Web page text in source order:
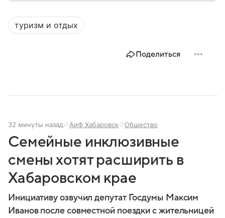
доходами и международной дипломатией. В
материале — самое важное по теме.
туризм и отдых
Поделиться
32 минуты назад АиФ Хабаровск Общество
Семейные инклюзивные
смены хотят расширить в
Хабаровском крае
Инициативу озвучил депутат Госдумы Максим
Иванов после совместной поездки с жительницей